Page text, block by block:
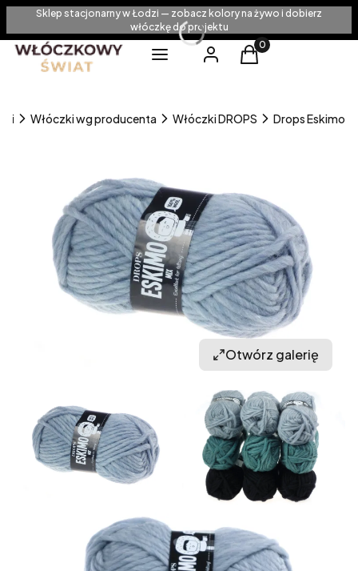
Sklep stacjonarny w Łodzi — zobacz kolory na żywo i dobierz
włóczkę do projektu
Menu
Zaloguj sięProdukty w
Koszyk
Włóczki wg producenta Włóczki DROPS Drops Eskimo
Otwórz galerię